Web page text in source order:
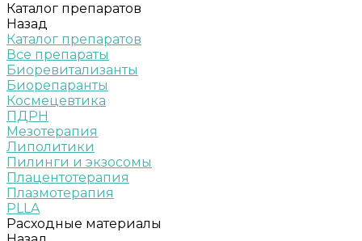
Каталог препаратов
Назад
Каталог препаратов
Все препараты
Биоревитализанты
Биорепаранты
Космецевтика
ПДРН
Мезотерапия
Липолитики
Пилинги и экзосомы
Плацентотерапия
Плазмотерапия
PLLA
Расходные материалы